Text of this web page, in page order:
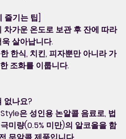
즐기는 팁]
가운 온도로 보관 후 잔에 따라
살아납니다.
한식, 치킨, 피자뿐만 아니라 가
조화를 이룹니다.
없나요?
은 성인용 논알콜 음료로, 법
미량(0.5% 미만)의 알코올을 함